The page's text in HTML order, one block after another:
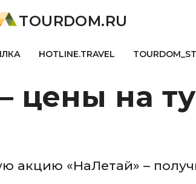
TOURDOM.RU
HOTLINE.TRAVEL
цены на
акцию «НаЛетай» –